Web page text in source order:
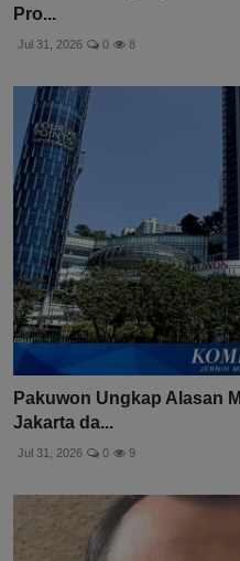
Pro...
Jul 31, 2026 0 8
Pakuwon Ungkap Alasan
Jakarta da...
Jul 31, 2026 0 9